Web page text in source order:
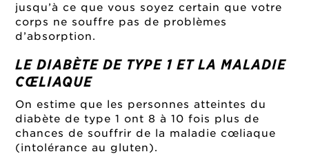
jusqu’à ce que vous soyez certain que votre
corps ne souffre pas de problèmes
d’absorption.
LE DIABÈTE DE TYPE 1 ET LA MALADIE
CŒLIAQUE
On estime que les personnes atteintes du
diabète de type 1 ont 8 à 10 fois plus de
chances de souffrir de la maladie cœliaque
(intolérance au gluten).